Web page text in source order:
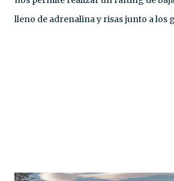
lleno de adrenalina y risas junto a los